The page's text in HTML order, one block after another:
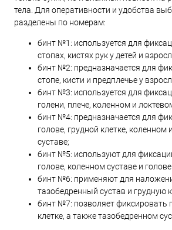
тела. Для оперативности и удобства
разделены по номерам:
бинт №1: используется для
стопах, кистях рук у детей и
бинт №2: предназначается для
стопе, кисти и предплечье у
бинт №3: используется для
голени, плече, коленном и
бинт №4: предназначается для
голове, грудной клетке, коленном
суставе;
бинт №5: используют для
голове, коленном суставе и
бинт №6: применяют для
тазобедренный сустав и грудную
бинт №7: позволяет фиксировать
клетке, а также тазобедренном